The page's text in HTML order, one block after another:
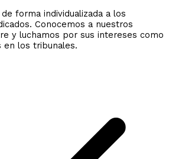
forma individualizada a los
Conocemos a nuestros
y luchamos por sus intereses como
en los tribunales.